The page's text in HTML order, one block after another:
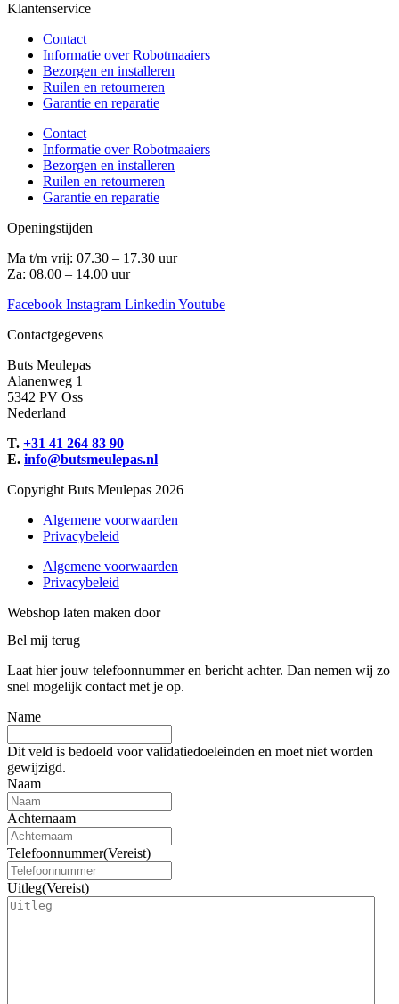
Klantenservice
Contact
Informatie over Robotmaaiers
Bezorgen en installeren
Ruilen en retourneren
Garantie en reparatie
Contact
Informatie over Robotmaaiers
Bezorgen en installeren
Ruilen en retourneren
Garantie en reparatie
Openingstijden
Ma t/m vrij: 07.30 – 17.30 uur
Za: 08.00 – 14.00 uur
Facebook Instagram Linkedin Youtube
Contactgegevens
Buts Meulepas
Alanenweg 1
5342 PV Oss
Nederland
T. +31 41 264 83 90
E. info@butsmeulepas.nl
Copyright Buts Meulepas 2026
Algemene voorwaarden
Privacybeleid
Algemene voorwaarden
Privacybeleid
Webshop laten maken door
Bel mij terug
Laat hier jouw telefoonnummer en bericht achter. Dan nemen wij zo
snel mogelijk contact met je op.
Name
Dit veld is bedoeld voor validatiedoeleinden en moet niet worden
gewijzigd.
Naam
Achternaam
Telefoonnummer(Vereist)
Uitleg(Vereist)